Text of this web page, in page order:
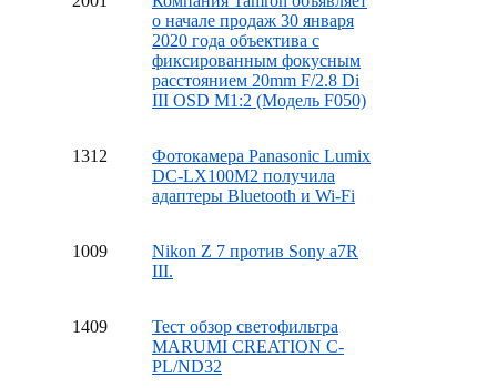
о начале продаж 30 января
2020 года объектива с
фиксированным фокусным
расстоянием 20mm F/2.8 Di
III OSD M1:2 (Модель F050)
1312
Фотокамера Panasonic Lumix
DC-LX100M2 получила
адаптеры Bluetooth и Wi-Fi
1009
Nikon Z 7 против Sony a7R
III.
1409
Тест обзор светофильтра
MARUMI CREATION C-
PL/ND32